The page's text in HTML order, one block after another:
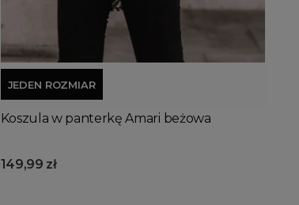
Dodaj do koszyka
JEDEN ROZMIAR
Koszula w panterkę Amari beżowa
149,99 zł